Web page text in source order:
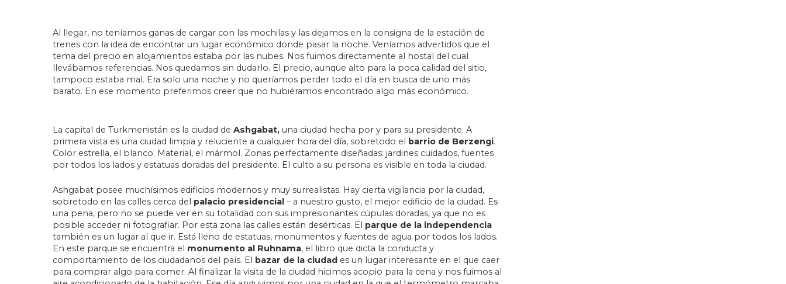
Al llegar, no teníamos ganas de cargar con las mochilas y las dejamos en la consigna de la estación de
trenes con la idea de encontrar un lugar económico donde pasar la noche. Veníamos advertidos que el
tema del precio en alojamientos estaba por las nubes. Nos fuimos directamente al hostal del cual
llevábamos referencias. Nos quedamos sin dudarlo. El precio, aunque alto para la poca calidad del sitio,
tampoco estaba mal. Era solo una noche y no queríamos perder todo el día en busca de uno más
barato. En ese momento preferimos creer que no hubiéramos encontrado algo más económico.
La capital de Turkmenistán es la ciudad de Ashgabat, una ciudad hecha por y para su presidente. A
primera vista es una ciudad limpia y reluciente a cualquier hora del día, sobretodo el barrio de Berzengi.
Color estrella, el blanco. Material, el mármol. Zonas perfectamente diseñadas: jardines cuidados, fuentes
por todos los lados y estatuas doradas del presidente. El culto a su persona es visible en toda la ciudad.
Ashgabat posee muchísimos edificios modernos y muy surrealistas. Hay cierta vigilancia por la ciudad,
sobretodo en las calles cerca del palacio presidencial – a nuestro gusto, el mejor edificio de la ciudad. Es
una pena, pero no se puede ver en su totalidad con sus impresionantes cúpulas doradas, ya que no es
posible acceder ni fotografiar. Por esta zona las calles están desérticas. El parque de la independencia
también es un lugar al que ir. Está lleno de estatuas, monumentos y fuentes de agua por todos los lados.
En este parque se encuentra el monumento al Ruhnama, el libro que dicta la conducta y
comportamiento de los ciudadanos del país. El bazar de la ciudad es un lugar interesante en el que caer
para comprar algo para comer. Al finalizar la visita de la ciudad hicimos acopio para la cena y nos fuimos al